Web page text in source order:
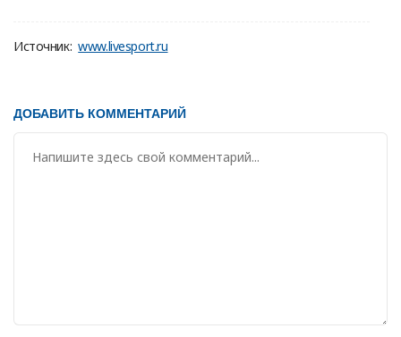
Источник: www.livesport.ru
ДОБАВИТЬ КОММЕНТАРИЙ